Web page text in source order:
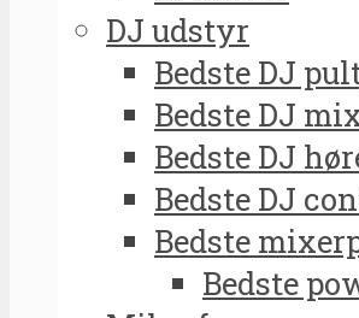
DJ udstyr
Bedste DJ
Bedste DJ
Bedste DJ
Bedste DJ
Bedste
Bedste